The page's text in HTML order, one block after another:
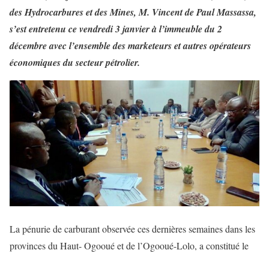
des Hydrocarbures et des Mines, M. Vincent de Paul Massassa,
s’est entretenu ce vendredi 3 janvier à l’immeuble du 2
décembre avec l’ensemble des marketeurs et autres opérateurs
économiques du secteur pétrolier.
La pénurie de carburant observée ces dernières semaines dans les
provinces du Haut- Ogooué et de l’Ogooué-Lolo, a constitué le